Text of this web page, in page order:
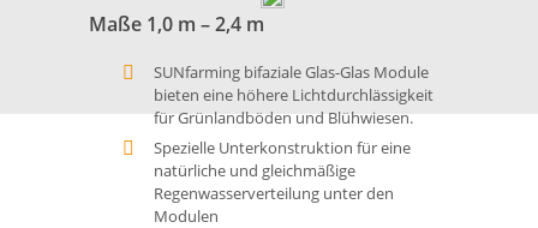
Maße 1,0 m – 2,4 m
SUNfarming bifaziale Glas-Glas Module
bieten eine höhere Lichtdurchlässigkeit
für Grünlandböden und Blühwiesen.
Spezielle Unterkonstruktion für eine
natürliche und gleichmäßige
Regenwasserverteilung unter den
Modulen